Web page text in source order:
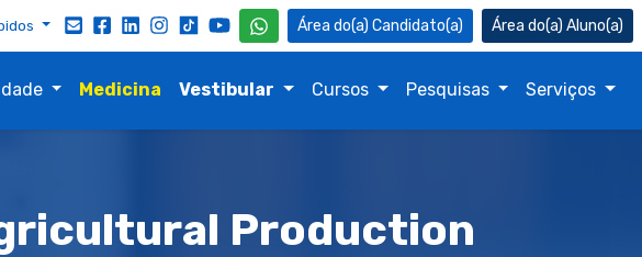
Candidato(a) Aluno(a)
Medicina Vestibular Cursos Pesquisas Serviços
Production